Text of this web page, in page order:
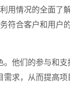
用情况的全面了
符合客户和用户
他们的参与和
求，从而提高